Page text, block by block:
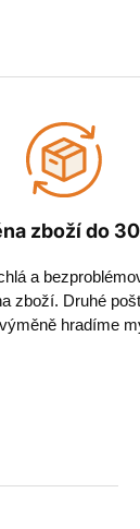
zboží do
a
zboží. Druhé
hradíme